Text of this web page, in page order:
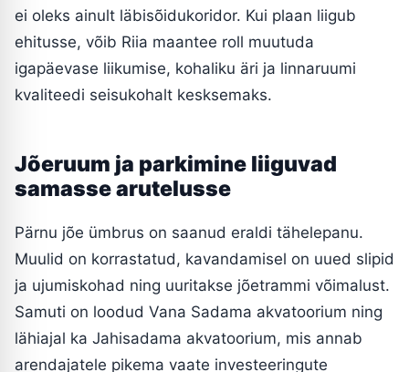
ei oleks ainult läbisõidukoridor. Kui plaan liigub
ehitusse, võib Riia maantee roll muutuda
igapäevase liikumise, kohaliku äri ja linnaruumi
kvaliteedi seisukohalt kesksemaks.
Jõeruum ja parkimine liiguvad
samasse arutelusse
Pärnu jõe ümbrus on saanud eraldi tähelepanu.
Muulid on korrastatud, kavandamisel on uued slipid
ja ujumiskohad ning uuritakse jõetrammi võimalust.
Samuti on loodud Vana Sadama akvatoorium ning
lähiajal ka Jahisadama akvatoorium, mis annab
arendajatele pikema vaate investeeringute